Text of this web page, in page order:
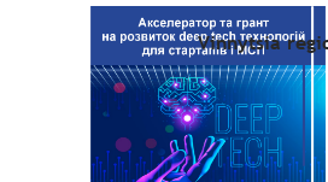
Vinnytsia